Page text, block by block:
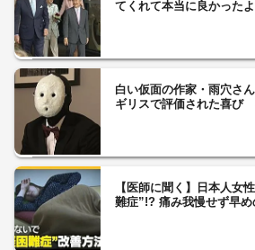
てくれて本当に良かった
白い仮面の作家・雨穴さ
ギリスで評価された喜び
【医師に聞く】日本人女
難症”!? 痛み我慢せず早